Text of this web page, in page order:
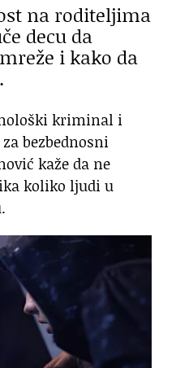
na roditeljima
decu da
i kako da
kriminal i
bezbednosni
kaže da ne
koliko ljudi u